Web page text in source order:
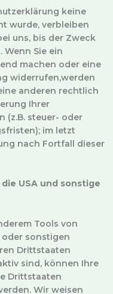
keine
wurde, verbleiben
uns, bis der Zweck
Sie ein
machen oder eine
widerrufen,werden
anderen rechtlich
Ihrer
(z.B. steuer- oder
im letzt
nach Fortfall dieser
USA und sonstige
Tools von
oder sonstigen
Drittstaaten
sind, können Ihre
Drittstaaten
Wir weisen